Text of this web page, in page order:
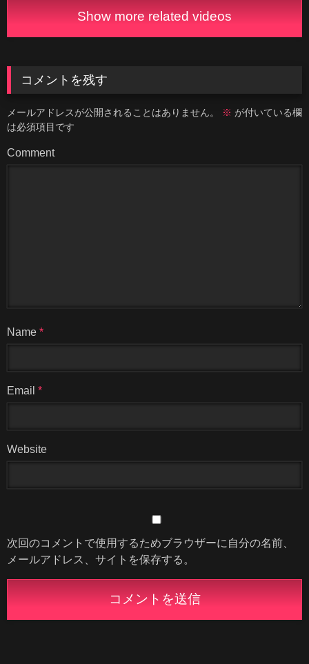
Show more related videos
コメントを残す
メールアドレスが公開されることはありません。 ※ が付いている欄
は必須項目です
Comment
Name *
Email *
Website
次回のコメントで使用するためブラウザーに自分の名前、
メールアドレス、サイトを保存する。